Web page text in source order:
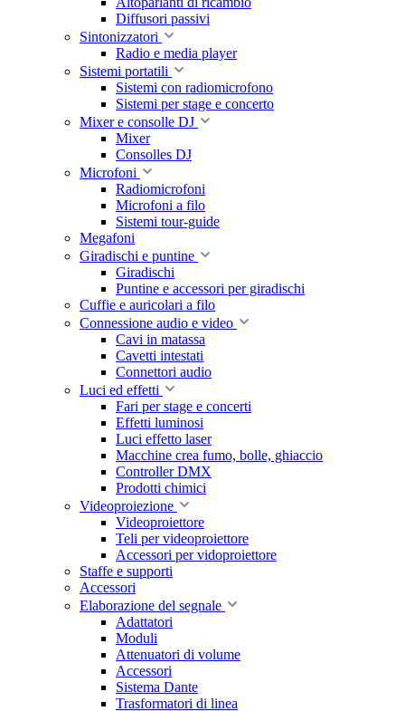
Diffusori passivi
Sintonizzatori
Radio e media player
Sistemi portatili
Sistemi con radiomicrofono
Sistemi per stage e concerto
Mixer e consolle DJ
Mixer
Consolles DJ
Microfoni
Radiomicrofoni
Microfoni a filo
Sistemi tour-guide
Megafoni
Giradischi e puntine
Giradischi
Puntine e accessori per giradischi
Cuffie e auricolari a filo
Connessione audio e video
Cavi in matassa
Cavetti intestati
Connettori audio
Luci ed effetti
Fari per stage e concerti
Effetti luminosi
Luci effetto laser
Macchine crea fumo, bolle, ghiaccio
Controller DMX
Prodotti chimici
Videoproiezione
Videoproiettore
Teli per videoproiettore
Accessori per vidoproiettore
Staffe e supporti
Accessori
Elaborazione del segnale
Adattatori
Moduli
Attenuatori di volume
Accessori
Sistema Dante
Trasformatori di linea